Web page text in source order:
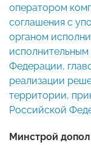
оператором
соглашения с
органом
Федерации,
реализации
территории,
Российской
Минстрой